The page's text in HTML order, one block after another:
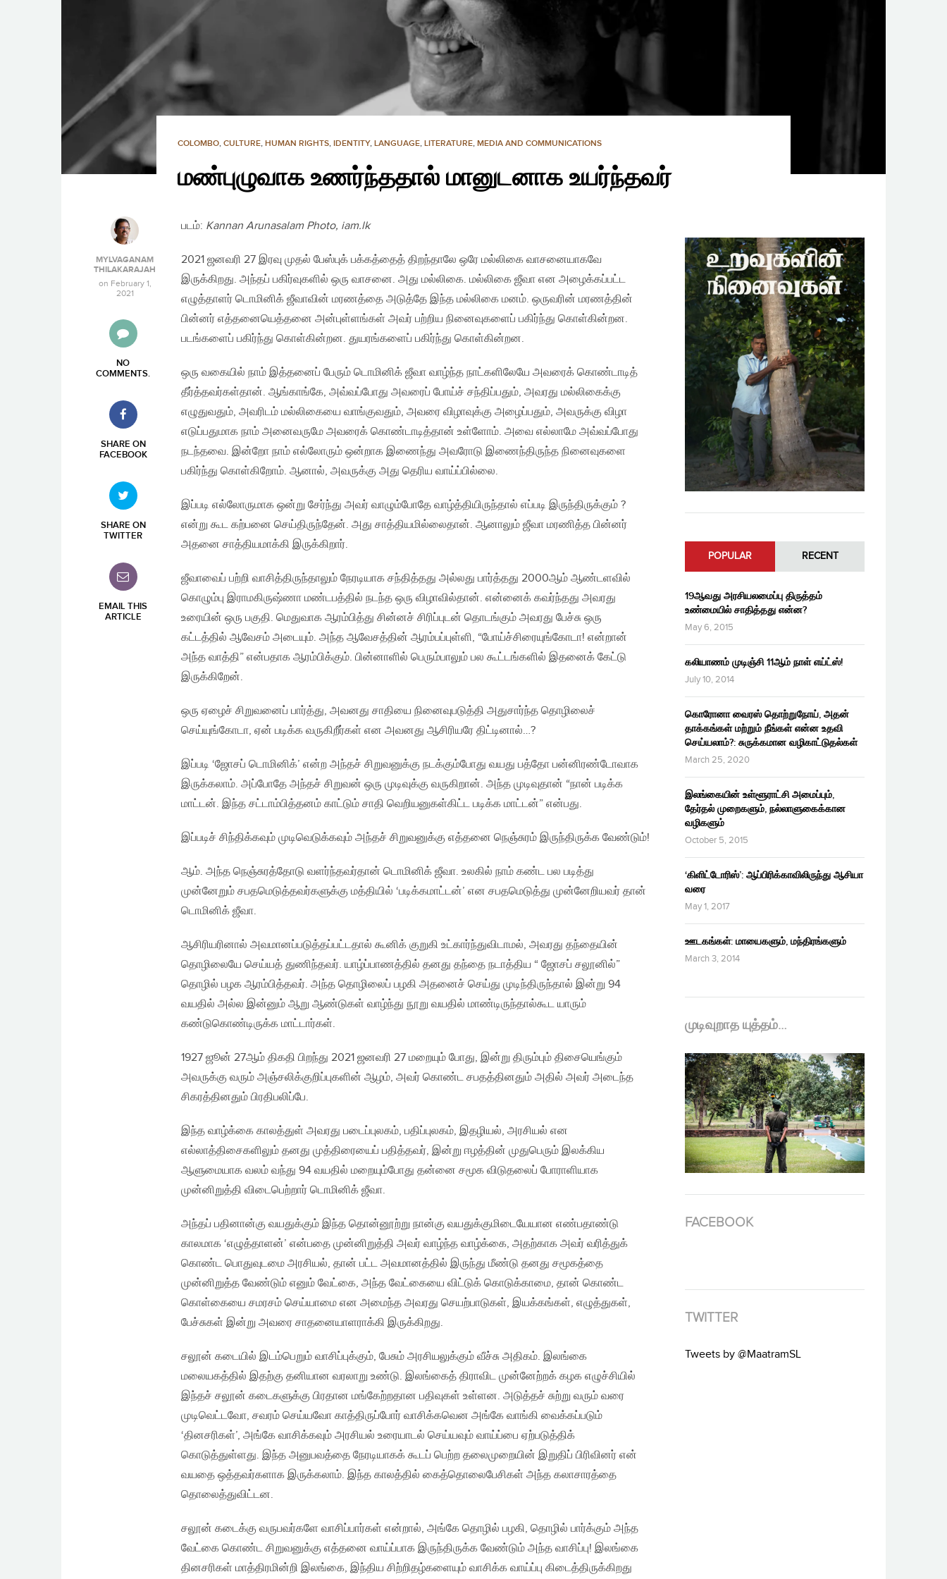
COLOMBO, CULTURE, HUMAN RIGHTS, IDENTITY, LANGUAGE, LITERATURE, MEDIA AND COMMUNICATIONS
மண்புழுவாக உணர்ந்ததால் மானுடனாக உயர்ந்தவர்
MYLVAGANAM
THILAKARAJAH
on February 1,
2021
NO
COMMENTS.
SHARE ON
FACEBOOK
SHARE ON
TWITTER
EMAIL THIS
ARTICLE
படம்: Kannan Arunasalam Photo, iam.lk
2021 ஜனவரி 27 இரவு முதல் பேஸ்புக் பக்கத்தைத் திறந்தாலே ஒரே மல்லிகை வாசனையாகவே
இருக்கிறது. அந்தப் பகிர்வுகளில் ஒரு வாசனை. அது மல்லிகை. மல்லிகை ஜீவா என அழைக்கப்பட்ட
எழுத்தாளர் டொமினிக் ஜீவாவின் மரணத்தை அடுத்தே இந்த மல்லிகை மனம். ஒருவரின் மரணத்தின்
பின்னர் எத்தனையெத்தனை அன்புள்ளங்கள் அவர் பற்றிய நினைவுகளைப் பகிர்ந்து கொள்கின்றன.
படங்களைப் பகிர்ந்து கொள்கின்றன. துயரங்களைப் பகிர்ந்து கொள்கின்றன.
ஒரு வகையில் நாம் இத்தனைப் பேரும் டொமினிக் ஜீவா வாழ்ந்த நாட்களிலேயே அவரைக் கொண்டாடித்
தீர்த்தவர்கள்தான். ஆங்காங்கே, அவ்வப்போது அவரைப் போய்ச் சந்திப்பதும், அவரது மல்லிகைக்கு
எழுதுவதும், அவரிடம் மல்லிகையை வாங்குவதும், அவரை விழாவுக்கு அழைப்பதும், அவருக்கு விழா
எடுப்பதுமாக நாம் அனைவருமே அவரைக் கொண்டாடித்தான் உள்ளோம். அவை எல்லாமே அவ்வப்போது
நடந்தவை. இன்றோ நாம் எல்லோரும் ஒன்றாக இணைந்து அவரோடு இணைந்திருந்த நினைவுகளை
பகிர்ந்து கொள்கிறோம். ஆனால், அவருக்கு அது தெரிய வாய்ப்பில்லை.
இப்படி எல்லோருமாக ஒன்று சேர்ந்து அவர் வாழும்போதே வாழ்த்தியிருந்தால் எப்படி இருந்திருக்கும் ?
என்று கூட கற்பனை செய்திருந்தேன். அது சாத்தியமில்லைதான். ஆனாலும் ஜீவா மரணித்த பின்னர்
அதனை சாத்தியமாக்கி இருக்கிறார்.
ஜீவாவைப் பற்றி வாசித்திருந்தாலும் நேரடியாக சந்தித்தது அல்லது பார்த்தது 2000ஆம் ஆண்டளவில்
கொழும்பு இராமகிருஷ்ணா மண்டபத்தில் நடந்த ஒரு விழாவில்தான். என்னைக் கவர்ந்தது அவரது
உரையின் ஒரு பகுதி. மெதுவாக ஆரம்பித்து சின்னச் சிரிப்புடன் தொடங்கும் அவரது பேச்சு ஒரு
கட்டத்தில் ஆவேசம் அடையும். அந்த ஆவேசத்தின் ஆரம்பப்புள்ளி, “போய்ச்சிரையுங்கோடா! என்றான்
அந்த வாத்தி” என்பதாக ஆரம்பிக்கும். பின்னாளில் பெரும்பாலும் பல கூட்டங்களில் இதனைக் கேட்டு
இருக்கிறேன்.
ஒரு ஏழைச் சிறுவனைப் பார்த்து, அவனது சாதியை நினைவுபடுத்தி அதுசார்ந்த தொழிலைச்
செய்யுங்கோடா, ஏன் படிக்க வருகிறீர்கள் என அவனது ஆசிரியரே திட்டினால்…?
இப்படி ‘ஜோசப் டொமினிக்’ என்ற அந்தச் சிறுவனுக்கு நடக்கும்போது வயது பத்தோ பன்னிரண்டோவாக
இருக்கலாம். அப்போதே அந்தச் சிறுவன் ஒரு முடிவுக்கு வருகிறான். அந்த முடிவுதான் “நான் படிக்க
மாட்டன். இந்த சட்டாம்பித்தனம் காட்டும் சாதி வெறியனுகள்கிட்ட படிக்க மாட்டன்” என்பது.
இப்படிச் சிந்திக்கவும் முடிவெடுக்கவும் அந்தச் சிறுவனுக்கு எத்தனை நெஞ்சுரம் இருந்திருக்க வேண்டும்!
ஆம். அந்த நெஞ்சுரத்தோடு வளர்ந்தவர்தான் டொமினிக் ஜீவா. உலகில் நாம் கண்ட பல படித்து
முன்னேறும் சபதமெடுத்தவர்களுக்கு மத்தியில் ‘படிக்கமாட்டன்’ என சபதமெடுத்து முன்னேறியவர் தான்
டொமினிக் ஜீவா.
ஆசிரியரினால் அவமானப்படுத்தப்பட்டதால் கூனிக் குறுகி உட்கார்ந்துவிடாமல், அவரது தந்தையின்
தொழிலையே செய்யத் துணிந்தவர். யாழ்ப்பாணத்தில் தனது தந்தை நடாத்திய “ ஜோசப் சலூனில்”
தொழில் பழக ஆரம்பித்தவர். அந்த தொழிலைப் பழகி அதனைச் செய்து முடிந்திருந்தால் இன்று 94
வயதில் அல்ல இன்னும் ஆறு ஆண்டுகள் வாழ்ந்து நூறு வயதில் மாண்டிருந்தால்கூட யாரும்
கண்டுகொண்டிருக்க மாட்டார்கள்.
1927 ஜூன் 27ஆம் திகதி பிறந்து 2021 ஜனவரி 27 மறையும் போது, இன்று திரும்பும் திசையெங்கும்
அவருக்கு வரும் அஞ்சலிக்குறிப்புகளின் ஆழம், அவர் கொண்ட சபதத்தினதும் அதில் அவர் அடைந்த
சிகரத்தினதும் பிரதிபலிப்பே.
இந்த வாழ்க்கை காலத்துள் அவரது படைப்புலகம், பதிப்புலகம், இதழியல், அரசியல் என
எல்லாத்திசைகளிலும் தனது முத்திரையைப் பதித்தவர், இன்று ஈழத்தின் முதுபெரும் இலக்கிய
ஆளுமையாக வலம் வந்து 94 வயதில் மறையும்போது தன்னை சமூக விடுதலைப் போராளியாக
முன்னிறுத்தி விடைபெற்றார் டொமினிக் ஜீவா.
அந்தப் பதினான்கு வயதுக்கும் இந்த தொன்னூற்று நான்கு வயதுக்குமிடையேயான எண்பதாண்டு
காலமாக ‘எழுத்தாளன்’ என்பதை முன்னிறுத்தி அவர் வாழ்ந்த வாழ்க்கை, அதற்காக அவர் வரித்துக்
கொண்ட பொதுவுடமை அரசியல், தான் பட்ட அவமானத்தில் இருந்து மீண்டு தனது சமூகத்தை
முன்னிறுத்த வேண்டும் எனும் வேட்கை, அந்த வேட்கையை விட்டுக் கொடுக்காமை, தான் கொண்ட
கொள்கையை சமரசம் செய்யாமை என அமைந்த அவரது செயற்பாடுகள், இயக்கங்கள், எழுத்துகள்,
பேச்சுகள் இன்று அவரை சாதனையாளராக்கி இருக்கிறது.
சலூன் கடையில் இடம்பெறும் வாசிப்புக்கும், பேசும் அரசியலுக்கும் வீச்சு அதிகம். இலங்கை
மலையகத்தில் இதற்கு தனியான வரலாறு உண்டு. இலங்கைத் திராவிட முன்னேற்றக் கழக எழுச்சியில்
இந்தச் சலூன் கடைகளுக்கு பிரதான மங்கேற்றதான பதிவுகள் உள்ளன. அடுத்தச் சுற்று வரும் வரை
முடிவெட்டவோ, சவரம் செய்யவோ காத்திருப்போர் வாசிக்கவென அங்கே வாங்கி வைக்கப்படும்
‘தினசரிகள்’, அங்கே வாசிக்கவும் அரசியல் உரையாடல் செய்யவும் வாய்ப்பை ஏற்படுத்திக்
கொடுத்துள்ளது. இந்த அனுபவத்தை நேரடியாகக் கூடப் பெற்ற தலைமுறையின் இறுதிப் பிரிவினர் என்
வயதை ஒத்தவர்களாக இருக்கலாம். இந்த காலத்தில் கைத்தொலைபேசிகள் அந்த கலாசாரத்தை
தொலைத்துவிட்டன.
சலூன் கடைக்கு வருபவர்களே வாசிப்பார்கள் என்றால், அங்கே தொழில் பழகி, தொழில் பார்க்கும் அந்த
வேட்கை கொண்ட சிறுவனுக்கு எத்தனை வாய்ப்பாக இருந்திருக்க வேண்டும் அந்த வாசிப்பு! இலங்கை
தினசரிகள் மாத்திரமின்றி இலங்கை, இந்திய சிற்றிதழ்களையும் வாசிக்க வாய்ப்பு கிடைத்திருக்கிறது
POPULAR RECENT
19ஆவது அரசியலமைப்பு திருத்தம்
உண்மையில் சாதித்தது என்ன?
May 6, 2015
கலியாணம் முடிஞ்சி 11ஆம் நாள் எய்ட்ஸ்!
July 10, 2014
கொரோனா வைரஸ் தொற்றுநோய், அதன்
தாக்கங்கள் மற்றும் நீங்கள் என்ன உதவி
செய்யலாம்?: சுருக்கமான வழிகாட்டுதல்கள்
March 25, 2020
இலங்கையின் உள்ளூராட்சி அமைப்பும்,
தேர்தல் முறைகளும், நல்லாளுகைக்கான
வழிகளும்
October 5, 2015
‘கிளிட்டோரிஸ்’: ஆப்பிரிக்காவிலிருந்து ஆசியா
வரை
May 1, 2017
ஊடகங்கள்: மாயைகளும், மந்திரங்களும்
March 3, 2014
முடிவுறாத யுத்தம்…
FACEBOOK
TWITTER
Tweets by @MaatramSL